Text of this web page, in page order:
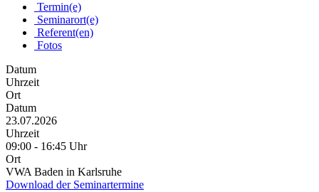
Termin(e)
Seminarort(e)
Referent(en)
Fotos
Datum
Uhrzeit
Ort
Datum
23.07.2026
Uhrzeit
09:00 - 16:45 Uhr
Ort
VWA Baden in Karlsruhe
Download der Seminartermine